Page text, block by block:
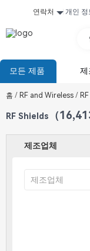
연락처 개인 정
모든 제품 제
홈 / RF and Wireless /
RF Shields （
제조업체